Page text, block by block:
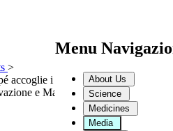
Menu
About Us
Science
Medicines
Media
>
accoglie i talenti di domani per un
e Made in Italy